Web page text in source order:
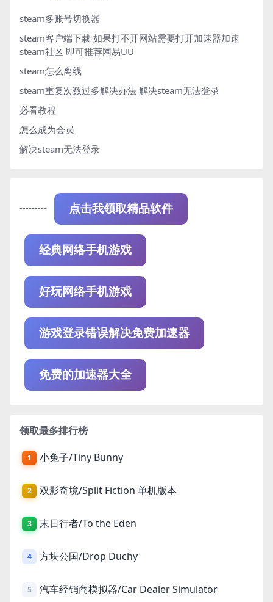
steam多账号切换器
steam客户端下载 如果打不开网站需要打开加速器加速
steam社区 即可推荐网易UU
steam怎么离线
steam重复次数过多解决办法 解决steam无法登录
必看教程
怎么成为会员
解决steam无法登录
--------- 点击我领取精品软件
经典网络手机游戏
好玩网络手机游戏
游戏登录错误解决免费加速器
免费的加速器大全
领取最多排行榜
1 小兔子/Tiny Bunny
2 双影奇境/Split Fiction 单机版本
3 末日行者/To the Eden
4 方块公国/Drop Duchy
5 汽车经销商模拟器/Car Dealer Simulator